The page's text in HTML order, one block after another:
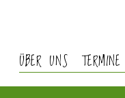
ÜBER UNS TERMINE